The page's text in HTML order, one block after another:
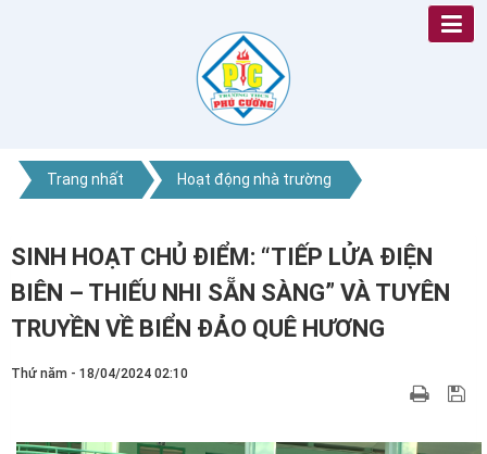
Trang nhất Hoạt động nhà trường
SINH HOẠT CHỦ ĐIỂM: “TIẾP LỬA ĐIỆN
BIÊN – THIẾU NHI SẴN SÀNG” VÀ TUYÊN
TRUYỀN VỀ BIỂN ĐẢO QUÊ HƯƠNG
Thứ năm - 18/04/2024 02:10